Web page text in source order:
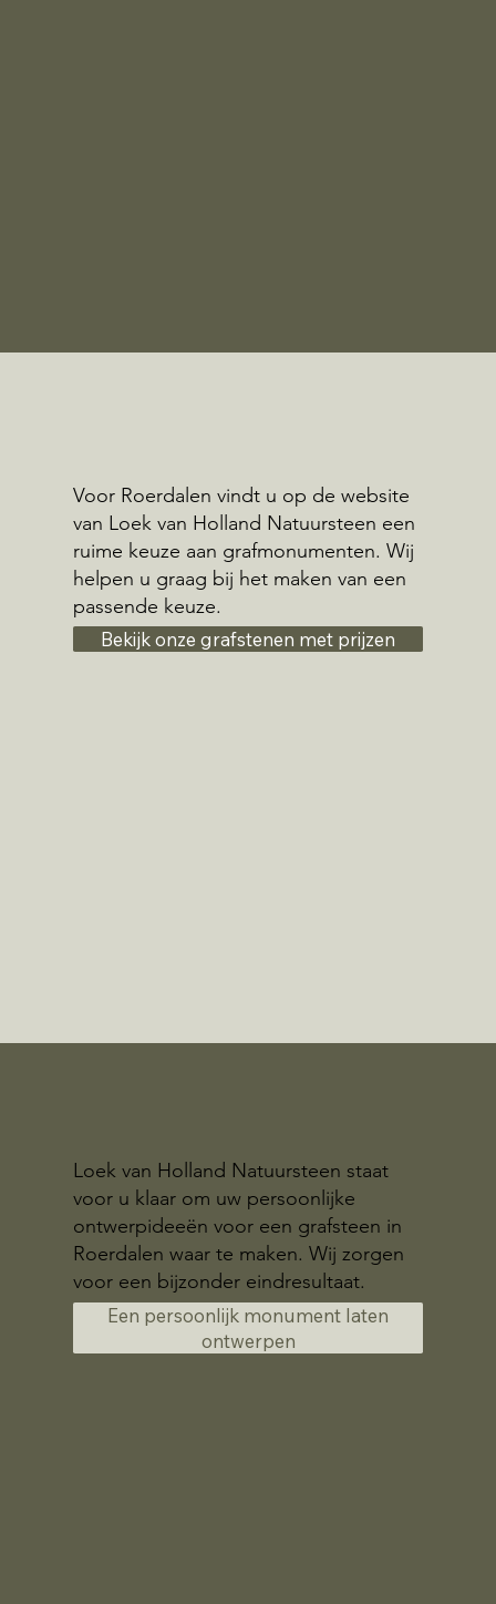
Voor Roerdalen vindt u op de website
van Loek van Holland Natuursteen een
ruime keuze aan grafmonumenten. Wij
helpen u graag bij het maken van een
passende keuze.
Bekijk onze grafstenen met prijzen
Loek van Holland Natuursteen staat
voor u klaar om uw persoonlijke
ontwerpideeën voor een grafsteen in
Roerdalen waar te maken. Wij zorgen
voor een bijzonder eindresultaat.
Een persoonlijk monument laten
ontwerpen